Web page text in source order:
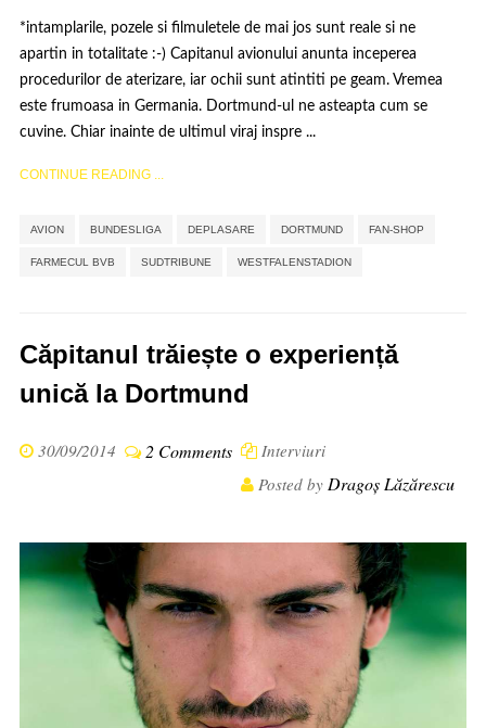
*intamplarile, pozele si filmuletele de mai jos sunt reale si ne
apartin in totalitate :-) Capitanul avionului anunta inceperea
procedurilor de aterizare, iar ochii sunt atintiti pe geam. Vremea
este frumoasa in Germania. Dortmund-ul ne asteapta cum se
cuvine. Chiar inainte de ultimul viraj inspre ...
CONTINUE READING ...
AVION BUNDESLIGA DEPLASARE DORTMUND FAN-SHOP
FARMECUL BVB SUDTRIBUNE WESTFALENSTADION
Căpitanul trăiește o experiență
unică la Dortmund
30/09/2014 2 Comments
Interviuri
Posted by Dragoș Lăzărescu